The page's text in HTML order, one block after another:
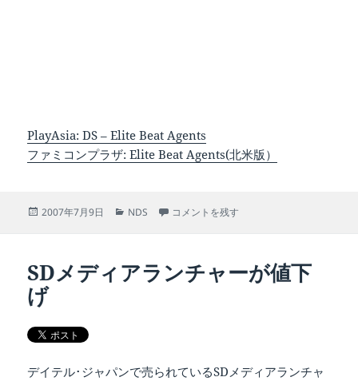
PlayAsia: DS – Elite Beat Agents
ファミコンプラザ: Elite Beat Agents(北米版）
投
2007年7月9日
カ
ー
NDS 応援団2の追加キャラもらってきた に
コメントを残す
SDメディアランチャーが値下
げ
デイテル･ジャパンで売られているSDメディアランチャ